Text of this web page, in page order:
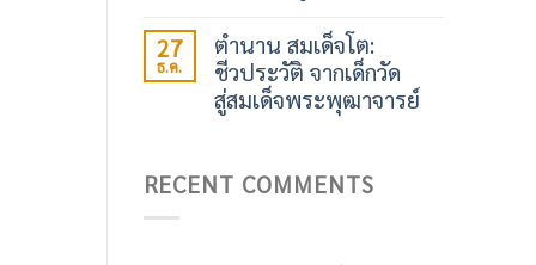
27
ธ.ค.
ตำนาน สมเด็จโต:
ชีวประวัติ จากเด็กวัด
สู่สมเด็จพระพุฒาจารย์
RECENT COMMENTS